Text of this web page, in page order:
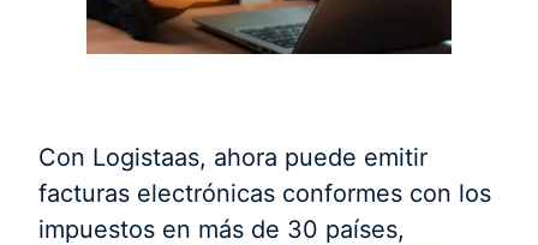
Con Logistaas, ahora puede emitir
facturas electrónicas conformes con los
impuestos en más de 30 países,